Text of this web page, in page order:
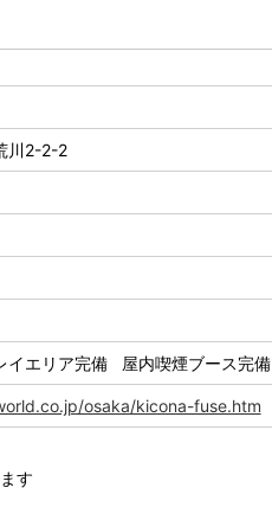
川2-2-2
イエリア完備 屋内喫煙ブース完備
osaka/kicona-fuse.htm
す